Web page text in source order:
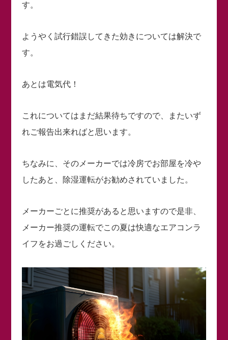
す。
ようやく試行錯誤してきた効きについては解決で
す。
あとは電気代！
これについてはまだ結果待ちですので、またいず
れご報告出来ればと思います。
ちなみに、そのメーカーでは冷房でお部屋を冷や
したあと、除湿運転がお勧めされていました。
メーカーごとに推奨があると思いますので是非、
メーカー推奨の運転でこの夏は快適なエアコンラ
イフをお過ごしください。